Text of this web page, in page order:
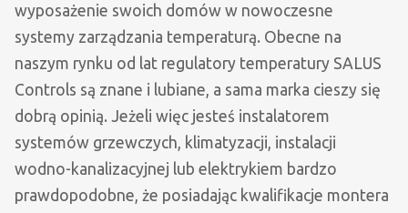
wyposażenie swoich domów w nowoczesne
systemy zarządzania temperaturą. Obecne na
naszym rynku od lat regulatory temperatury SALUS
Controls są znane i lubiane, a sama marka cieszy się
dobrą opinią. Jeżeli więc jesteś instalatorem
systemów grzewczych, klimatyzacji, instalacji
wodno-kanalizacyjnej lub elektrykiem bardzo
prawdopodobne, że posiadając kwalifikacje montera